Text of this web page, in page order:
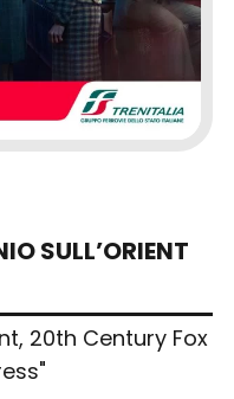
SULL’ORIENT
20th Century Fox